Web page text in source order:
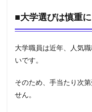
■大学選びは慎重に
大学職員は近年、人気
いです。
そのため、手当たり次
せん。